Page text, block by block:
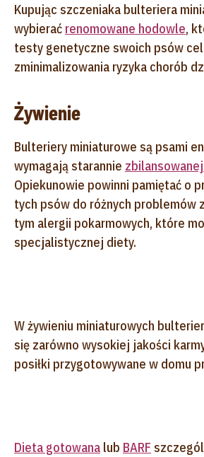
Kupując szczeniaka bulteriera
wybierać renomowane hodowle,
testy genetyczne swoich psów
zminimalizowania ryzyka chorób
Żywienie
Bulteriery miniaturowe są psami
wymagają starannie
Opiekunowie powinni pamiętać o
tych psów do różnych problemów
tym alergii pokarmowych, które
specjalistycznej diety.
W żywieniu miniaturowych
się zarówno wysokiej jakości
posiłki przygotowywane w domu
Dieta gotowana lub BARF